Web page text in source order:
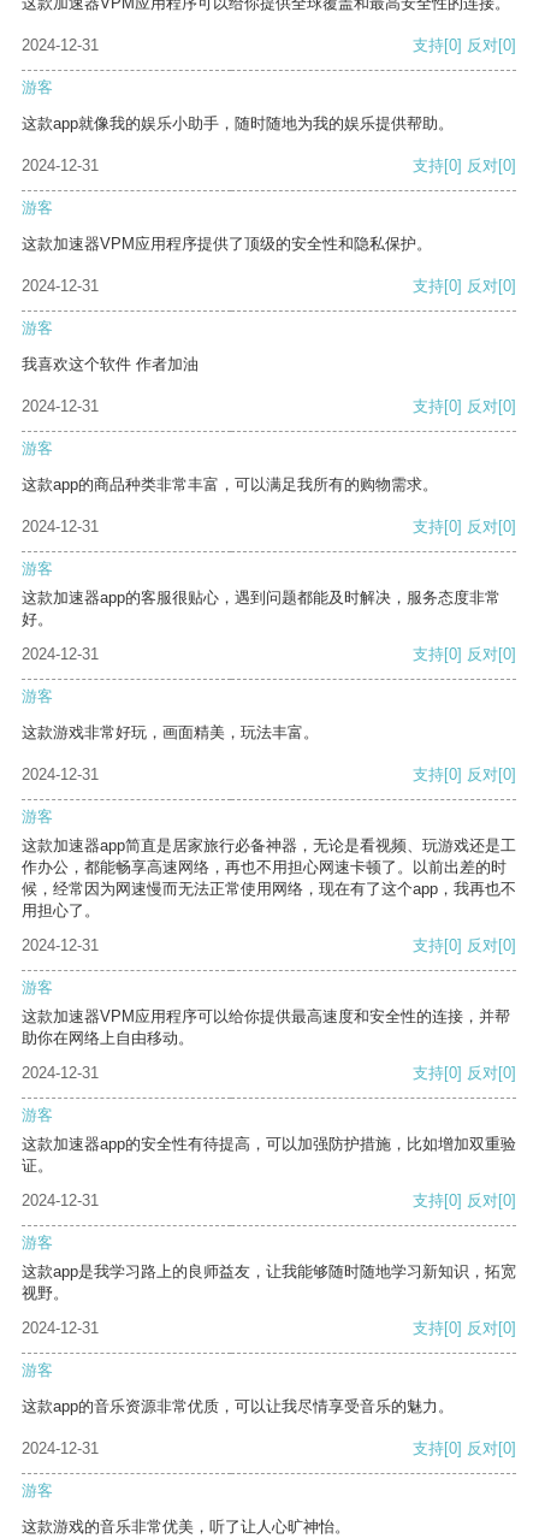
2024-12-31 支持[0] 反对[0]
游客
这款app就像我的娱乐小助手，随时随地为我的娱乐提供帮助。
2024-12-31 支持[0] 反对[0]
游客
这款加速器VPM应用程序提供了顶级的安全性和隐私保护。
2024-12-31 支持[0] 反对[0]
游客
我喜欢这个软件 作者加油
2024-12-31 支持[0] 反对[0]
游客
这款app的商品种类非常丰富，可以满足我所有的购物需求。
2024-12-31 支持[0] 反对[0]
游客
这款加速器app的客服很贴心，遇到问题都能及时解决，服务态度非常
好。
2024-12-31
支持[0] 反对[0]
游客
这款游戏非常好玩，画面精美，玩法丰富。
2024-12-31 支持[0] 反对[0]
游客
这款加速器app简直是居家旅行必备神器，无论是看视频、玩游戏还是工
作办公，都能畅享高速网络，再也不用担心网速卡顿了。以前出差的时
候，经常因为网速慢而无法正常使用网络，现在有了这个app，我再也不
用担心了。
2024-12-31
支持[0] 反对[0]
游客
这款加速器VPM应用程序可以给你提供最高速度和安全性的连接，并帮
助你在网络上自由移动。
2024-12-31
支持[0] 反对[0]
游客
这款加速器app的安全性有待提高，可以加强防护措施，比如增加双重验
证。
2024-12-31
支持[0] 反对[0]
游客
这款app是我学习路上的良师益友，让我能够随时随地学习新知识，拓宽
视野。
2024-12-31
支持[0] 反对[0]
游客
这款app的音乐资源非常优质，可以让我尽情享受音乐的魅力。
2024-12-31 支持[0] 反对[0]
游客
这款游戏的音乐非常优美，听了让人心旷神怡。